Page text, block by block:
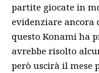
partite giocate in
evidenziare ancora
questo Konami ha
avrebbe risolto
però uscirà il mese